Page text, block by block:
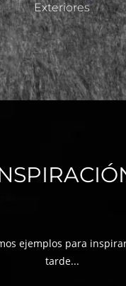
Exteriores
ejemplos para
tarde...